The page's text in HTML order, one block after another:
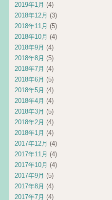
2019年1月 (4)
2018年12月 (3)
2018年11月 (5)
2018年10月 (4)
2018年9月 (4)
2018年8月 (5)
2018年7月 (4)
2018年6月 (5)
2018年5月 (4)
2018年4月 (4)
2018年3月 (5)
2018年2月 (4)
2018年1月 (4)
2017年12月 (4)
2017年11月 (4)
2017年10月 (4)
2017年9月 (5)
2017年8月 (4)
2017年7月 (4)